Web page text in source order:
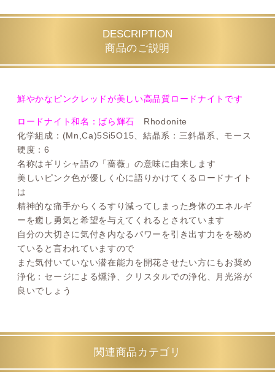
DESCRIPTION
商品のご説明
鮮やかなピンクレッドが美しい高品質ロードナイトです
ロードナイト和名：ばら輝石 Rhodonite
化学組成：(Mn,Ca)5Si5O15、結晶系：三斜晶系、モース
硬度：6
名称はギリシャ語の「薔薇」の意味に由来します
美しいピンク色が優しく心に語りかけてくるロードナイト
は
精神的な痛手からくるすり減ってしまった身体のエネルギ
ーを癒し勇気と希望を与えてくれるとされています
自分の大切さに気付き内なるパワーを引き出す力をを秘め
ていると言われていますので
また気付いていない潜在能力を開花させたい方にもお奨め
浄化：セージによる燻浄、クリスタルでの浄化、月光浴が
良いでしょう
関連商品カテゴリ